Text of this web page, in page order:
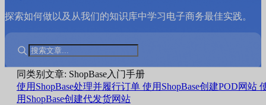
探索如何做以及从我们的知识库中学习电子商务最佳实践。
同类别文章: ShopBase入门手册
使用ShopBase处理并履行订单 使用ShopBase创建POD网站
用ShopBase创建代发货网站